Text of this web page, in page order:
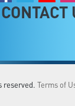
CONTACT
reserved. Terms of